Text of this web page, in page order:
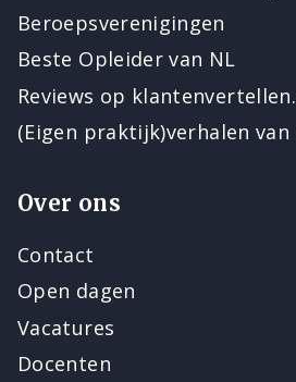
Beroepsverenigingen
Beste Opleider van NL
Reviews op
(Eigen praktijk)verhalen
Over ons
Contact
Open dagen
Vacatures
Docenten